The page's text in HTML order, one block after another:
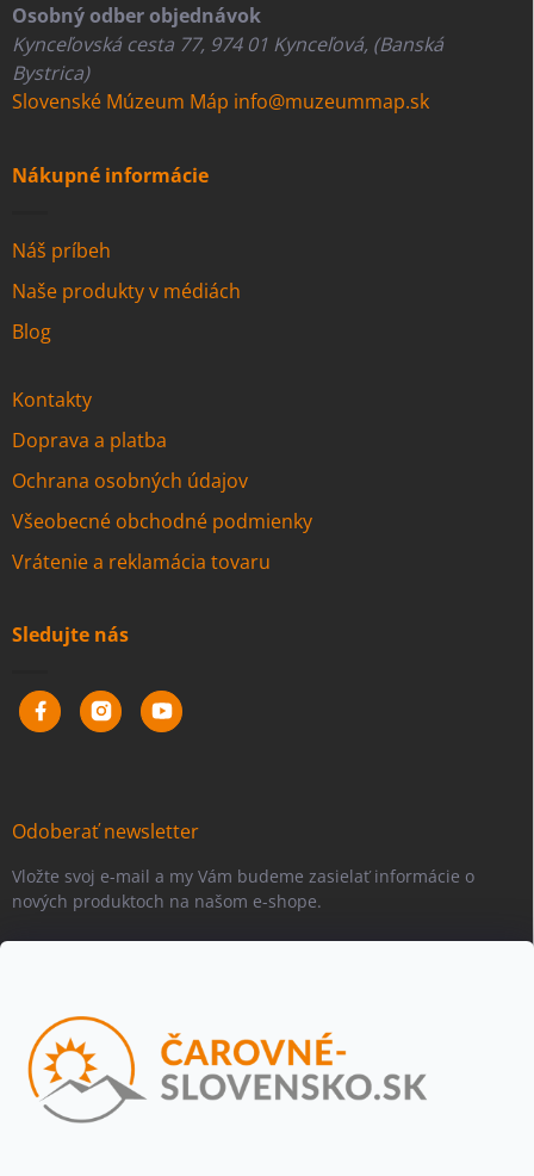
Osobný odber objednávok
Kynceľovská cesta 77, 974 01 Kynceľová, (Banská
Bystrica)
Slovenské Múzeum Máp info@muzeummap.sk
Nákupné informácie
Náš príbeh
Naše produkty v médiách
Blog
Kontakty
Doprava a platba
Ochrana osobných údajov
Všeobecné obchodné podmienky
Vrátenie a reklamácia tovaru
Sledujte nás
Odoberať newsletter
Vložte svoj e-mail a my Vám budeme zasielať informácie o
nových produktoch na našom e-shope.
Vložením e-mailu súhlasíte spodmienkami ochrany osobných
údajov
Beriem na vedomie, že adresa bude spracovaná za účelom